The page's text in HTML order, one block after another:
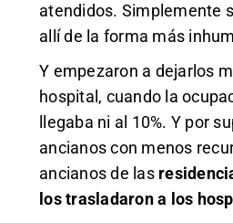
atendidos. Simplemente
allí de la forma más
Y empezaron a dejarlos
hospital, cuando la
llegaba ni al 10%. Y por
ancianos con menos
ancianos de las
los trasladaron a los